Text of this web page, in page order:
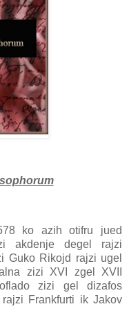
ko azih otifru jued
akdenje degel rajzi
Guko Rikojd rajzi ugel
zizi XVI zgel XVII
zizi gel dizafos
Frankfurti ik Jakov